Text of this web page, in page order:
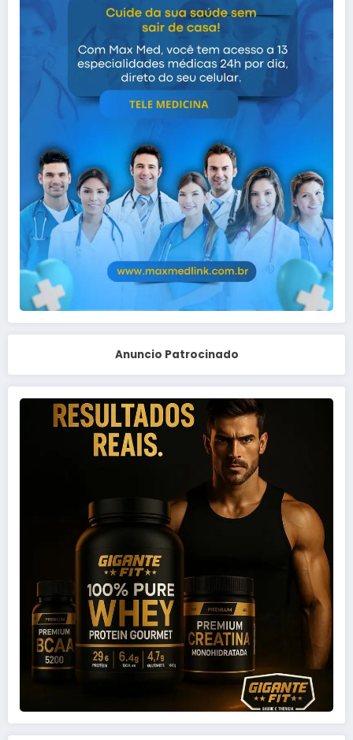
Anuncio Patrocinado